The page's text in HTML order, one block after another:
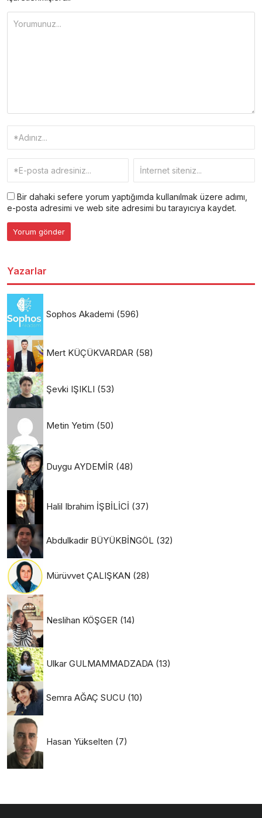
Bir dahaki sefere yorum yaptığımda kullanılmak üzere adımı,
e-posta adresimi ve web site adresimi bu tarayıcıya kaydet.
Yazarlar
Sophos Akademi (596)
Mert KÜÇÜKVARDAR (58)
Şevki IŞIKLI (53)
Metin Yetim (50)
Duygu AYDEMİR (48)
Halil Ibrahim İŞBİLİCİ (37)
Abdulkadir BÜYÜKBİNGÖL (32)
Mürüvvet ÇALIŞKAN (28)
Neslihan KÖŞGER (14)
Ulkar GULMAMMADZADA (13)
Semra AĞAÇ SUCU (10)
Hasan Yükselten (7)